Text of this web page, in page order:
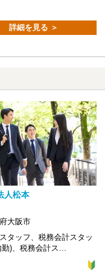
詳細を見る ＞
人松本
大阪市
タッフ、税務会計スタッ
勤)、税務会計ス…